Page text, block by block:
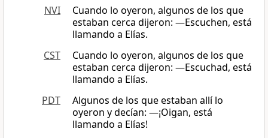
NVI
Cuando lo oyeron, algunos de los que
estaban cerca dijeron: —Escuchen, está
llamando a Elías.
CST
Cuando lo oyeron, algunos de los que
estaban cerca dijeron: ―Escuchad, está
llamando a Elías.
PDT
Algunos de los que estaban allí lo
oyeron y decían: —¡Oigan, está
llamando a Elías!